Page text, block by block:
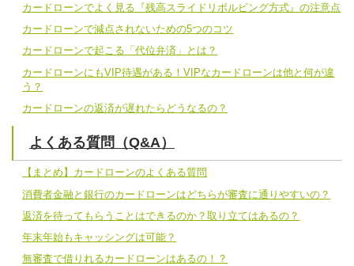
カードローンでよく見る『残高スライドリボルビング方式』の注意点
カードローンで減点されないための5つのコツ
カードローンで起こる「代位弁済」とは？
カードローンにもVIP待遇がある！VIPなカードローンは他と何が違
う？
カードローンの返済が遅れたらどうなるの？
よくある質問（Q&A）
【まとめ】カードローンのよくある質問
消費者金融と銀行のカードローンはどちらが審査に通りやすいの？
返済を待ってもらうことはできるのか？取り立てはあるの？
年末年始もキャッシングは可能？
無審査で借りれるカードローンはあるの！？